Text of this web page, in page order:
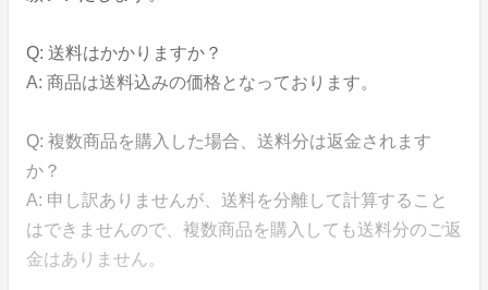
Q: 送料はかかりますか？
A: 商品は送料込みの価格となっております。
Q: 複数商品を購入した場合、送料分は返金されます
か？
A: 申し訳ありませんが、送料を分離して計算すること
はできませんので、複数商品を購入しても送料分のご返
金はありません。